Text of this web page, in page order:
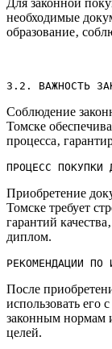
Для законной
необходимые
образование‚
3.​2.​ ВАЖНОСТЬ
Соблюдение
Томске
процесса‚
ПРОЦЕСС ПОКУПКИ
Приобретение
Томске требует
гарантий
диплом.​
РЕКОМЕНДАЦИИ ПО
После
использовать его
законным нормам
целей.​